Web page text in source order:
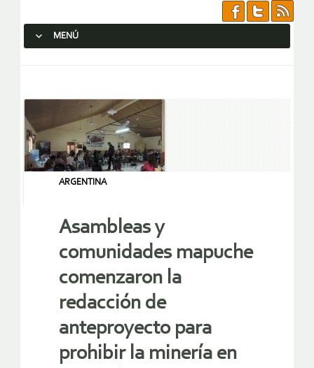
MENÚ
ARGENTINA
Asambleas y
comunidades mapuche
comenzaron la
redacción de
anteproyecto para
prohibir la minería en